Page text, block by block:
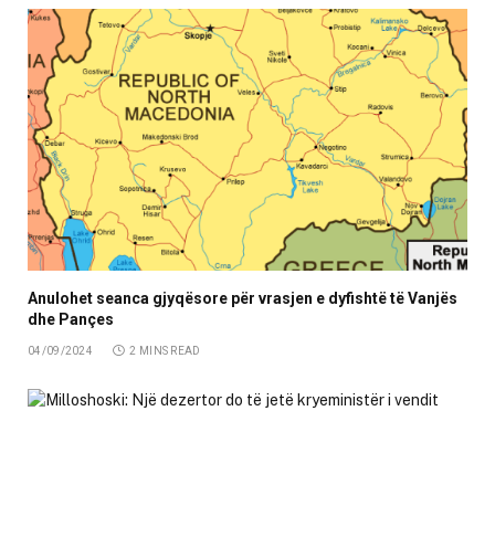
Anulohet seanca gjyqësore për vrasjen e dyfishtë të Vanjës
dhe Pançes
04/09/2024 2 MINS READ